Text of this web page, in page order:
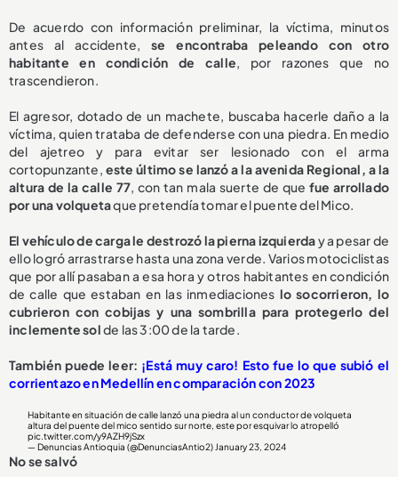
De acuerdo con información preliminar, la víctima, minutos
antes al accidente,se encontraba peleando con otro
habitante en condición de calle, por razones que no
trascendieron.
El agresor, dotado de un machete, buscaba hacerle daño a la
víctima, quien trataba de defenderse con una piedra. En medio
del ajetreo y para evitar ser lesionado con el arma
cortopunzante, este último se lanzó a la avenida Regional, a la
altura de la calle 77, con tan mala suerte de que fue arrollado
por una volquetaque pretendía tomar el puente del Mico.
El vehículo de carga le destrozó la pierna izquierday a pesar de
ello logró arrastrarse hasta una zona verde. Varios motociclistas
que por allí pasaban a esa hora y otros habitantes en condición
de calle que estaban en las inmediaciones lo socorrieron, lo
cubrieron con cobijas y una sombrilla para protegerlo del
inclemente solde las 3:00 de la tarde.
También puede leer: ¡Está muy caro! Esto fue lo que subió el
corrientazo en Medellín en comparación con 2023
Habitante en situación de calle lanzó una piedra al un conductor de volqueta
altura del puente del mico sentido sur norte, este por esquivar lo atropelló
pic.twitter.com/y9AZH9jSzx
— Denuncias Antioquia (@DenunciasAntio2) January 23, 2024
No se salvó